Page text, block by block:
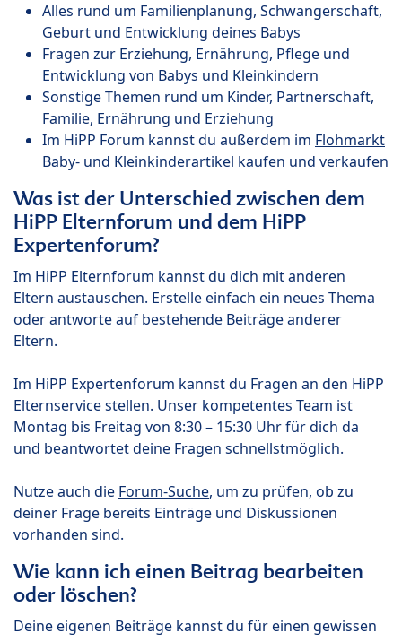
Alles rund um Familienplanung, Schwangerschaft,
Geburt und Entwicklung deines Babys
Fragen zur Erziehung, Ernährung, Pflege und
Entwicklung von Babys und Kleinkindern
Sonstige Themen rund um Kinder, Partnerschaft,
Familie, Ernährung und Erziehung
Im HiPP Forum kannst du außerdem im Flohmarkt
Baby- und Kleinkinderartikel kaufen und verkaufen
Was ist der Unterschied zwischen dem
HiPP Elternforum und dem HiPP
Expertenforum?
Im HiPP Elternforum kannst du dich mit anderen
Eltern austauschen. Erstelle einfach ein neues Thema
oder antworte auf bestehende Beiträge anderer
Eltern.
Im HiPP Expertenforum kannst du Fragen an den HiPP
Elternservice stellen. Unser kompetentes Team ist
Montag bis Freitag von 8:30 – 15:30 Uhr für dich da
und beantwortet deine Fragen schnellstmöglich.
Nutze auch die Forum-Suche, um zu prüfen, ob zu
deiner Frage bereits Einträge und Diskussionen
vorhanden sind.
Wie kann ich einen Beitrag bearbeiten
oder löschen?
Deine eigenen Beiträge kannst du für einen gewissen